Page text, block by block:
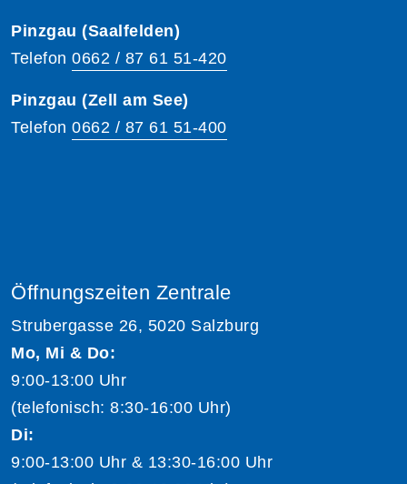
Pinzgau (Saalfelden)
Telefon 0662 / 87 61 51-420
Pinzgau (Zell am See)
Telefon 0662 / 87 61 51-400
Öffnungszeiten Zentrale
Strubergasse 26, 5020 Salzburg
Mo, Mi & Do:
9:00-13:00 Uhr
(telefonisch: 8:30-16:00 Uhr)
Di:
9:00-13:00 Uhr & 13:30-16:00 Uhr